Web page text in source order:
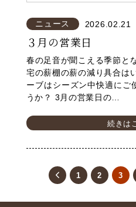
ニュース 2026.02.21
３月の営業日
春の足音が聞こえる季節と
宅の薪棚の薪の減り具合は
ーブはシーズン中快適にご
うか？ 3月の営業日の…
続きは
1 2 3